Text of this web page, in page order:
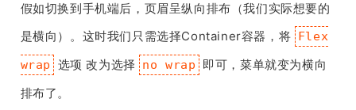
假如切换到手机端后，页眉呈纵向排布（我们实际想要的
是横向）。这时我们只需选择Container容器，将 Flex
wrap 选项 改为选择 no wrap 即可，菜单就变为横向
排布了。